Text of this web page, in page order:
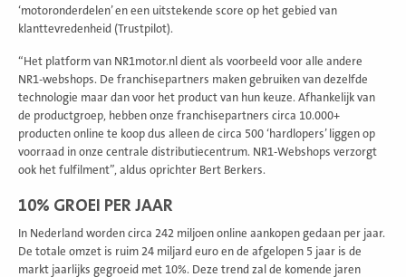
‘motoronderdelen’ en een uitstekende score op het gebied van
klanttevredenheid (Trustpilot).
“Het platform van NR1motor.nl dient als voorbeeld voor alle andere
NR1-webshops. De franchisepartners maken gebruiken van dezelfde
technologie maar dan voor het product van hun keuze. Afhankelijk van
de productgroep, hebben onze franchisepartners circa 10.000+
producten online te koop dus alleen de circa 500 ‘hardlopers’ liggen op
voorraad in onze centrale distributiecentrum. NR1-Webshops verzorgt
ook het fulfilment”, aldus oprichter Bert Berkers.
10% GROEI PER JAAR
In Nederland worden circa 242 miljoen online aankopen gedaan per jaar.
De totale omzet is ruim 24 miljard euro en de afgelopen 5 jaar is de
markt jaarlijks gegroeid met 10%. Deze trend zal de komende jaren